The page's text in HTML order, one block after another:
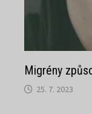
Migrény
25. 7. 2023